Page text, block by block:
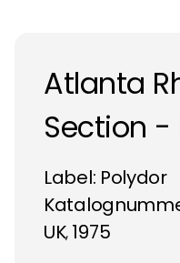
Atlanta
Section -
Label: Polydor
UK, 1975